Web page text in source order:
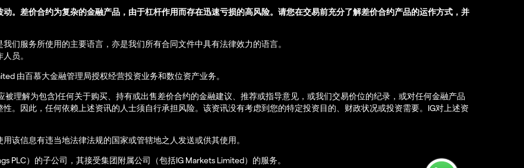
。差价合约为复杂的金融产品，由于杠杆作用而存在迅速亏损的高风险。请您在交易前充分了解差价合约产品的运作方式，并
们服务所使用的主要语言，亦是我们所有合同文件中具有法律效力的语言。
员。
由百慕大金融管理局授权经营投资业务和数位资产业务。
理解为包含)任何关于购买、持有或出售差价合约的金融建议、推荐或指导意见，或我们交易价位的纪录，或对任何金融产品
。因此，任何依赖上述资讯的人士须自行承担风险。该资讯没有考虑到您的特定投资目的、财政状况或投资需要。IG对上述资
该信息有违当地法律法规的国家或管辖地之人发送或供其使用。
PLC）的子公司，其接受集团附属公司（包括IG Markets Limited）的服务。